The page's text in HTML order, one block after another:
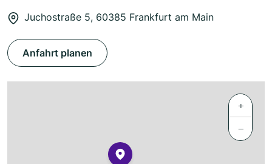
Juchostraße 5, 60385 Frankfurt am Main
Anfahrt planen
+
−